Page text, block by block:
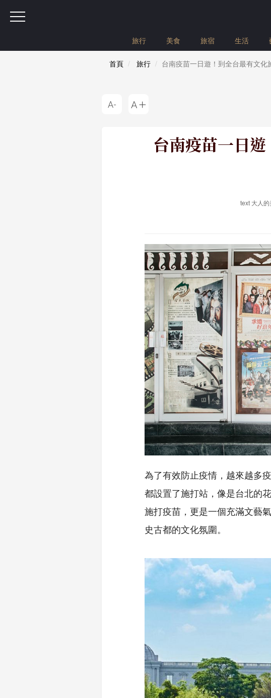
旅行 美食 旅宿 生活
首頁 旅行 台南疫苗一日遊！到全台最有文
台南疫苗一日
text 大人
為了有效防止疫情，越來越多
都設置了施打站，像是台北的
施打疫苗，更是一個充滿文藝
史古都的文化氛圍。